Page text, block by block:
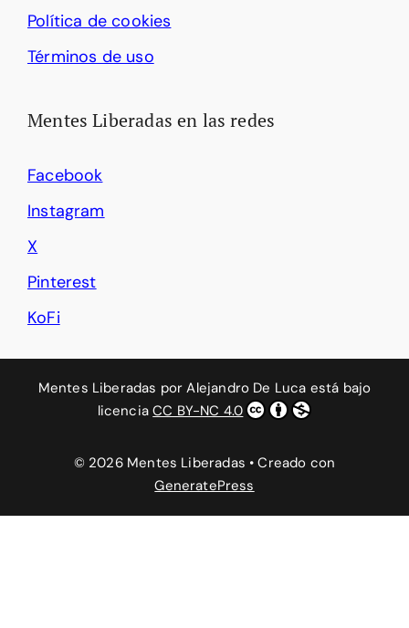
Política de cookies
Términos de uso
Mentes Liberadas en las redes
Facebook
Instagram
X
Pinterest
KoFi
Mentes Liberadas porAlejandro De Luca está bajo
licenciaCC BY-NC 4.0
© 2026 Mentes Liberadas • Creado con
GeneratePress